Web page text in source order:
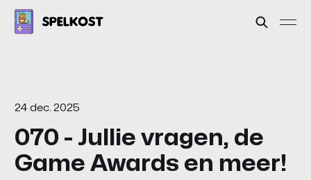
24 dec. 2025
070 - Jullie vragen, de
Game Awards en meer!